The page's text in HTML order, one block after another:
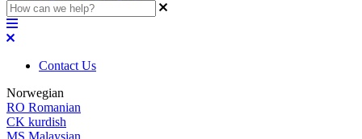
Contact Us
Norwegian
RO Romanian
CK kurdish
MS Malaysian